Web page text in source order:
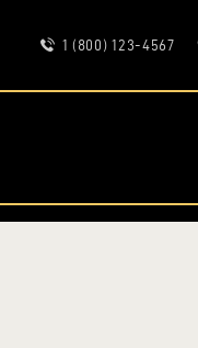
1 (800) 123-4567